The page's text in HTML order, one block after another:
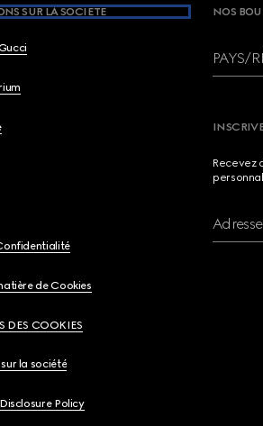
SUR LA SOCIETE
de Cookies
DES COOKIES
la société
Policy
NOS
PAYS/
Recevez